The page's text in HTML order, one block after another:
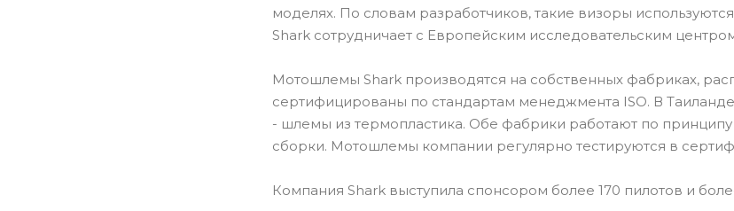
моделях. По словам разработчиков, такие визоры
Shark сотрудничает с Европейским исследовательским
Мотошлемы Shark производятся на собственных фабриках,
сертифицированы по стандартам менеджмента ISO. В
- шлемы из термопластика. Обе фабрики работают по
сборки. Мотошлемы компании регулярно тестируются в
Компания Shark выступила спонсором более 170 пилотов и